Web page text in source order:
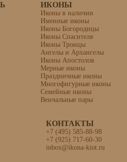
Мелитинский»
ИКОНЫ
Иконы в наличии
Именные иконы
Иконы Богородицы
Иконы Спасителя
Иконы Троицы
Ангелы и Архангелы
Иконы Апостолов
Мерные иконы
Праздничные иконы
Многофигурные иконы
Семейные иконы
Венчальные пары
КОНТАКТЫ
+7 (495) 585-88-98
+7 (925) 717-60-30
inbox@ikona-kiot.ru